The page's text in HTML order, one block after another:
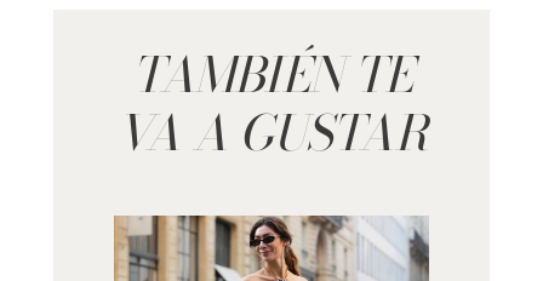
TAMBIÉN TE
VA A GUSTAR